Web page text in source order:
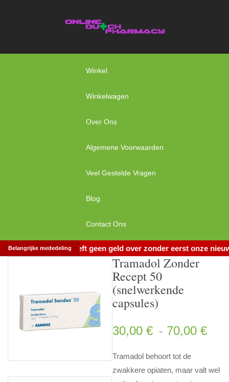
Winkel
Winkelwagen
Over Ons
Algemene Voorwaarden
Veel Gestelde Vragen
Blog
Contact Ons
Belangrijke mededeling
maak alstublieft geen geld over zonder eerst onze nieuwe
Tramadol Zonder
Recept 50
(snelwerkende
capsules)
30,00 € - 70,00 €
Tramadol behoort tot de
zwakkere opiaten, maar valt wel